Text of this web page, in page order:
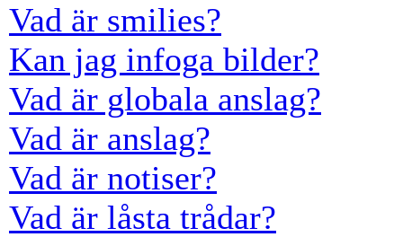
Vad är smilies?
Kan jag infoga bilder?
Vad är globala anslag?
Vad är anslag?
Vad är notiser?
Vad är låsta trådar?